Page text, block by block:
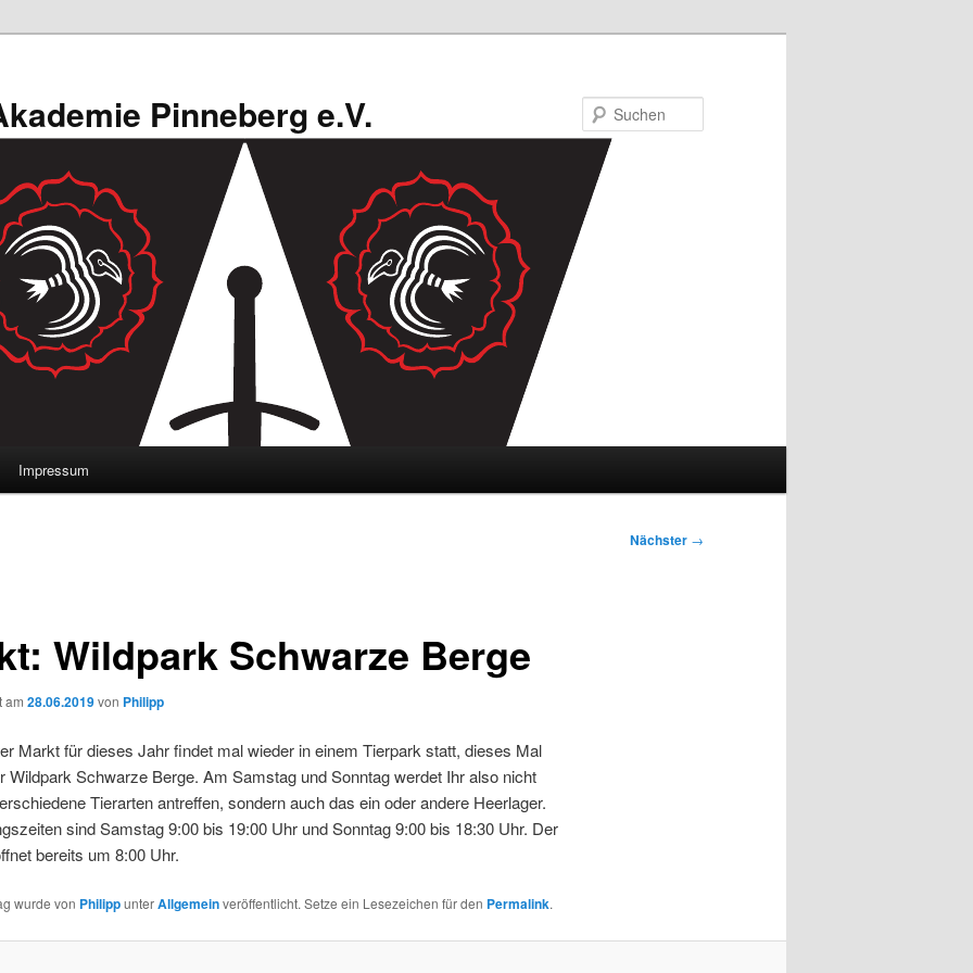
Pinneberg e.V.
Impressum
Nächster →
Wildpark Schwarze Berge
am 28.06.2019von Philipp
Markt für dieses Jahr findet mal wieder in einem Tierpark statt, dieses Mal
Wildpark Schwarze Berge. Am Samstag und Sonntag werdet Ihr also nicht
Tierarten antreffen, sondern auch das ein oder andere Heerlager.
sind Samstag 9:00 bis 19:00 Uhr und Sonntag 9:00 bis 18:30 Uhr. Der
bereits um 8:00 Uhr.
wurde von PhilippunterAllgemeinveröffentlicht. Setze ein Lesezeichen für den Permalink.